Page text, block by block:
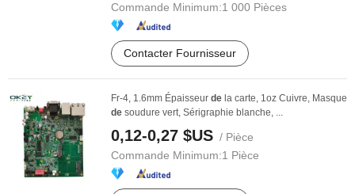
Commande Minimum:1 000 Pièces
Contacter Fournisseur
Fr-4, 1.6mm Épaisseur de la carte, 1oz Cuivre, Masque
de soudure vert, Sérigraphie blanche, ...
0,12-0,27 $US / Pièce
Commande Minimum:1 Pièce